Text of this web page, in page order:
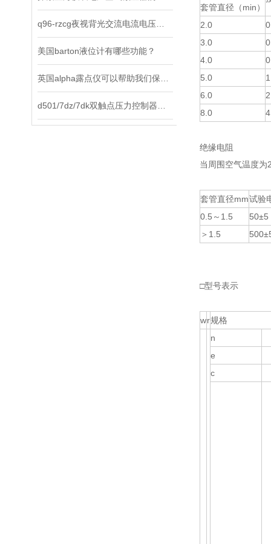
美国barton液位计有哪些功能？
套管直径（min）
2.0
3.0
4.0
5.0
6.0
8.0
绝缘电阻
当周围空气温度
套管直径mm试验
0.5～1.5
50±5
＞1.5
□型号表示
wr规格
n
e
c